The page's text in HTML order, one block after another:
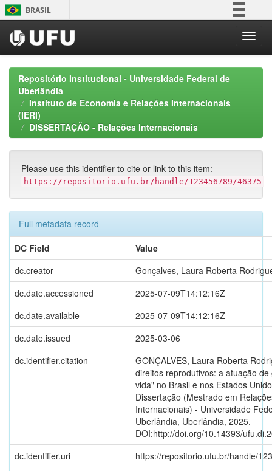
Skip
navigation
BRASIL
Participe
Acesso à informação
Legislação
Repositório Institucional - Universidade Federal de
Uberlândia
Instituto de Economia e Relações Internacionais
(IERI)
DISSERTAÇÃO - Relações Internacionais
Please use this identifier to cite or link to this item:
https://repositorio.ufu.br/handle/123456789/46375
Full metadata record
DC Field
Value
dc.creator
Gonçalves, Laura Roberta
dc.date.accessioned
2025-07-09T14:12:16Z
dc.date.available
2025-07-09T14:12:16Z
dc.date.issued
2025-03-06
dc.identifier.citation
GONÇALVES, Laura Roberta
direitos reprodutivos: a atuação
vida" no Brasil e nos Estados
Dissertação (Mestrado em
Internacionais) - Universidade
Uberlândia, Uberlândia, 2025.
DOI:http://doi.org/10.14393/
dc.identifier.uri
https://repositorio.ufu.br/handle/